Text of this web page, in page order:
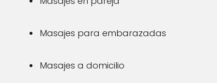
Masajes para embarazadas
Masajes a domicilio